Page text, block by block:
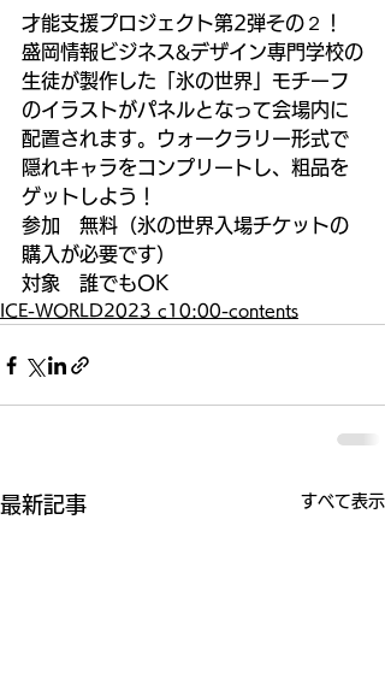
才能支援プロジェクト第2弾その２！
盛岡情報ビジネス&デザイン専門学校の
生徒が製作した「氷の世界」モチーフ
のイラストがパネルとなって会場内に
配置されます。ウォークラリー形式で
隠れキャラをコンプリートし、粗品を
ゲットしよう！
参加　無料（氷の世界入場チケットの
購入が必要です）
対象　誰でもOK
ICE-WORLD2023 c10:00-contents
最新記事 すべて表示